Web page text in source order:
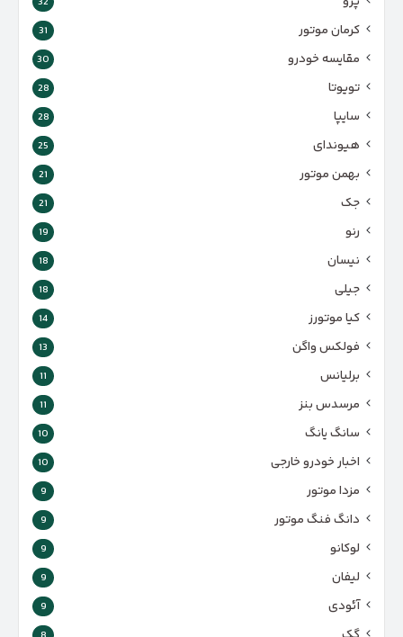
کرمان موتور 31
مقایسه خودرو 30
تویوتا 28
سایپا 28
هیوندای 25
بهمن موتور 21
جک 21
رنو 19
نیسان 18
جیلی 18
کیا موتورز 14
فولکس واگن 13
برلیانس 11
مرسدس بنز 11
سانگ یانگ 10
اخبار خودرو خارجی 10
مزدا موتور 9
دانگ فنگ موتور 9
لوکانو 9
لیفان 9
آئودی 9